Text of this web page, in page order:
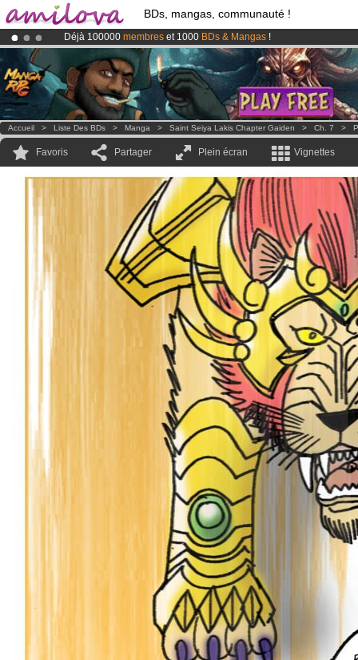
BDs, mangas, communauté !
Déjà 100000 membres et 1000 BDs & Mangas !
Abonnement premium: à partir de3.95 eurospar mois !Clique ici
LeKickstarter Amilova est désormais lancé
Accueil > Liste Des BDs > Manga > Saint Seiya Lakis Chapter Gaiden > Ch. 7 >
Favoris Partager Plein écran Vignettes